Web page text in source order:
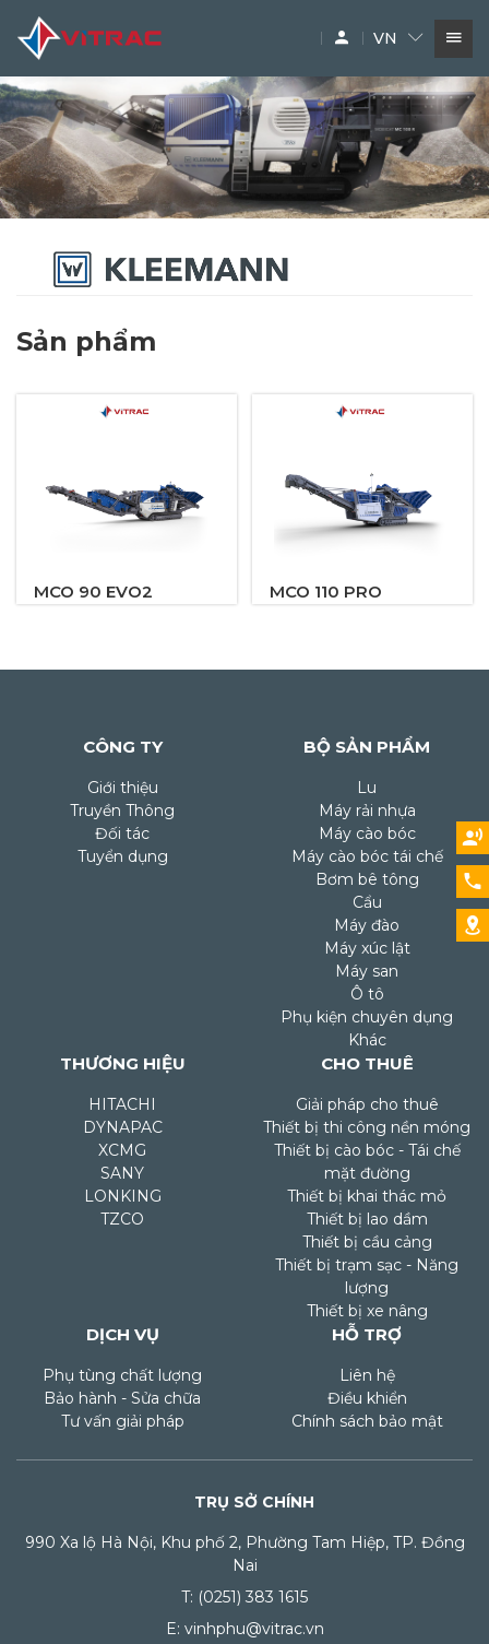
SIÊU THỊ MÁY XÂY DỰNG
THƯƠNG HIỆU
DỊCH VỤ
PHỤ TÙNG
VN
Sản phẩm
MCO 90 EVO2 MCO 110 PRO
CÔNG TY
Giới thiệu
Truyền Thông
Đối tác
Tuyển dụng
BỘ SẢN PHẨM
Lu
Máy rải nhựa
Máy cào bóc
Máy cào bóc tái chế
Bơm bê tông
Cẩu
Máy đào
Máy xúc lật
Máy san
Ô tô
Phụ kiện chuyên dụng
Khác
THƯƠNG HIỆU
HITACHI
DYNAPAC
XCMG
SANY
LONKING
TZCO
CHO THUÊ
Giải pháp cho thuê
Thiết bị thi công nền móng
Thiết bị cào bóc - Tái chế
mặt đường
Thiết bị khai thác mỏ
Thiết bị lao dầm
Thiết bị cầu cảng
Thiết bị trạm sạc - Năng
lượng
Thiết bị xe nâng
DỊCH VỤ
Phụ tùng chất lượng
Bảo hành - Sửa chữa
Tư vấn giải pháp
HỖ TRỢ
Liên hệ
Điều khiển
Chính sách bảo mật
TRỤ SỞ CHÍNH
990 Xa lộ Hà Nội, Khu phố 2, Phường Tam Hiệp, TP. Đồng
Nai
T: (0251) 383 1615
E: vinhphu@vitrac.vn